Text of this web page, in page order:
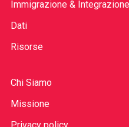
Immigrazione & Integrazione
Dati
Risorse
Chi Siamo
Missione